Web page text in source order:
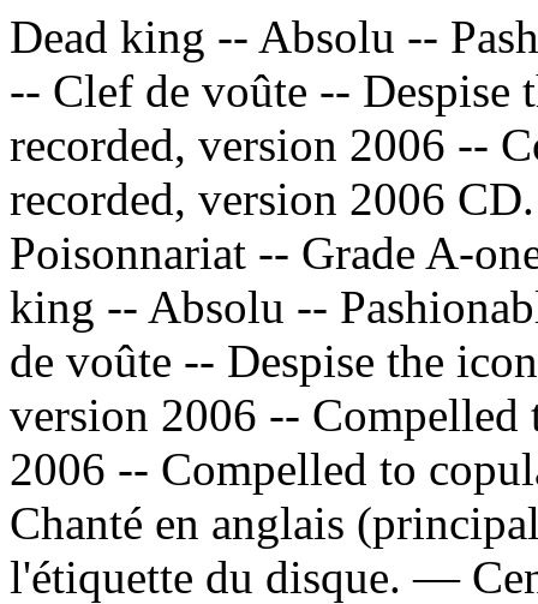
Dead king -- Absolu --
-- Clef de voûte -- Despise
recorded, version 2006 --
recorded, version 2006
Poisonnariat -- Grade A-
king -- Absolu --
de voûte -- Despise the
version 2006 -- Compelled
2006 -- Compelled to
Chanté en anglais
l'étiquette du disque. —